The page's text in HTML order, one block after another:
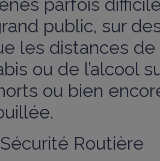
parfois
public, sur
les distances
ou de l’alcool
ou bien
Routière